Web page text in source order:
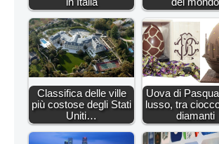
Classifica delle ville
più costose degli Stati
Uniti…
Uova di
lusso, tra
diamanti